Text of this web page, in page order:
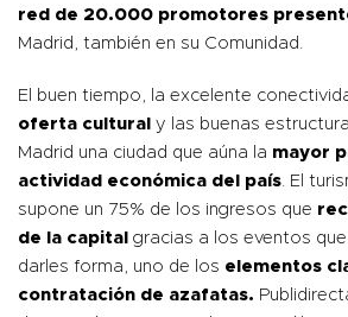
red de 20.000 promotores
Madrid, también en su Comunidad.
El buen tiempo, la excelente
oferta cultural y las buenas
Madrid una ciudad que aúna la mayor
actividad económica del país. El
supone un 75% de los ingresos que
de la capital gracias a los eventos
darles forma, uno de los elementos
contratación de azafatas.